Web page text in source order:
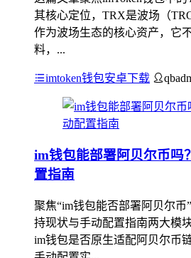
其核心定位，TRX是波场（
作为波场生态的核心资产，它
料，...
imtoken钱包安卓下载
im钱包能部署阿贝尔币吗
置指南
聚焦“im钱包能否部署阿贝尔
持现状与手动配置指南两大模
im钱包是否原生适配阿贝尔币